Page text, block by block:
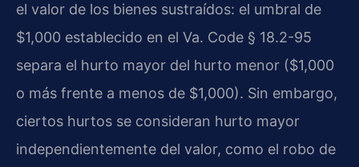
el valor de los bienes sustraídos: el umbral de
$1,000 establecido en el Va. Code § 18.2-95
separa el hurto mayor del hurto menor ($1,000
o más frente a menos de $1,000). Sin embargo,
ciertos hurtos se consideran hurto mayor
independientemente del valor, como el robo de